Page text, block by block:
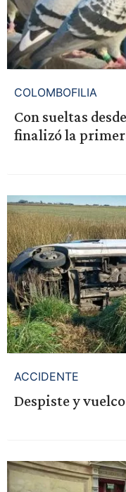
COLOMBOFILIA
Con sueltas
finalizó la
ACCIDENTE
Despiste y